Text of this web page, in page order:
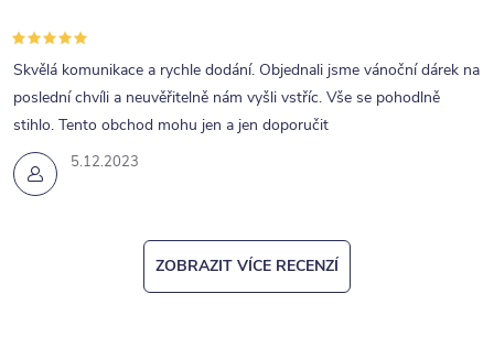
p
i
s
u
5.12.2023
Skvělá komunikace a rychle dodání. Objednali jsme vánoční dárek na
poslední chvíli a neuvěřitelně nám vyšli vstříc. Vše se pohodlně
stihlo. Tento obchod mohu jen a jen doporučit
ZOBRAZIT VÍCE RECENZÍ